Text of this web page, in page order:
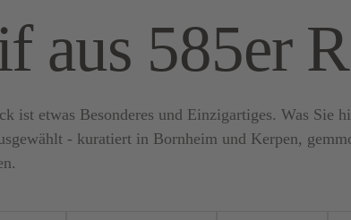
aus 585er
ist etwas Besonderes und Einzigartiges. Was Sie
- kuratiert in Bornheim und Kerpen,